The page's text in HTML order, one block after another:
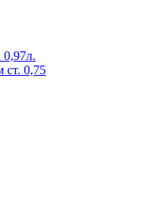
0,97л.
0,75